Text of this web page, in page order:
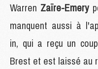
Warren Zaïre-Emery
manquent aussi à
in, qui a reçu un
Brest et est laissé au